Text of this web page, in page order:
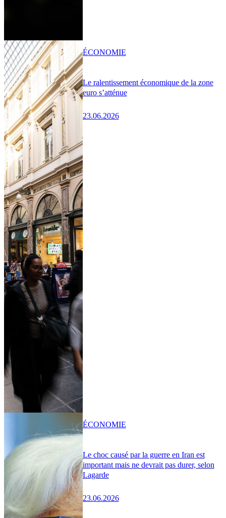
Le ralentissement économique de la zone
euro s’atténue
23.06.2026
ÉCONOMIE
Le choc causé par la guerre en Iran est
important mais ne devrait pas durer, selon
Lagarde
23.06.2026
ÉCONOMIE